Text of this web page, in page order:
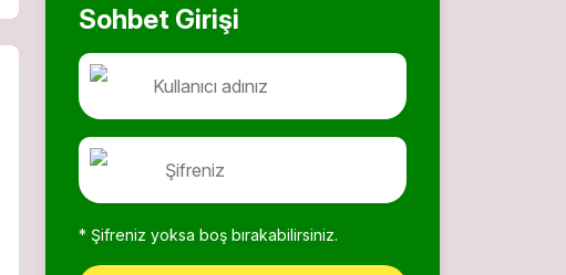
Sohbet Girişi
* Şifreniz yoksa boş bırakabilirsiniz.